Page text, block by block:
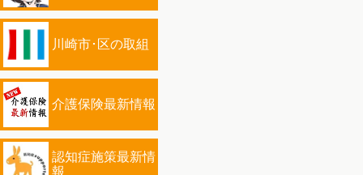
川崎市･区の取組
介護保険最新情報
認知症施策最新情
報